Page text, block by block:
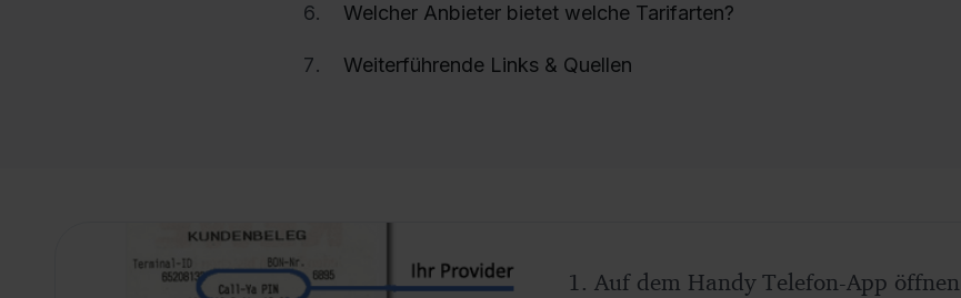
Welcher Anbieter bietet welche Tarifarten?
Weiterführende Links & Quellen
Auf dem Handy Telefon-App öffnen